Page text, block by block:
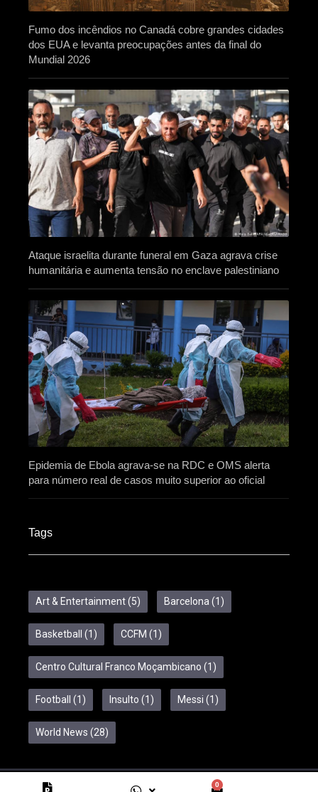
0
Fumo dos incêndios no Canadá cobre grandes cidades
dos EUA e levanta preocupações antes da final do
Mundial 2026
Ataque israelita durante funeral em Gaza agrava crise
humanitária e aumenta tensão no enclave palestiniano
Epidemia de Ebola agrava-se na RDC e OMS alerta
para número real de casos muito superior ao oficial
Tags
Art & Entertainment(5) Barcelona(1)
Basketball (1) CCFM (1)
Centro Cultural Franco Moçambicano (1)
Football (1) Insulto (1) Messi (1)
World News (28)